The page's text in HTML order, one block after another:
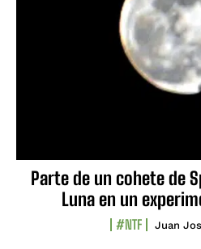
Parte de un cohete de
Luna en un
#NTF Juan